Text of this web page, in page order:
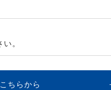
。
ちらから